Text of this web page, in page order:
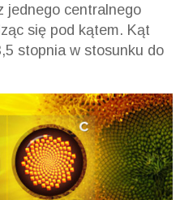
jednego centralnego
się pod kątem. Kąt
stopnia w stosunku do